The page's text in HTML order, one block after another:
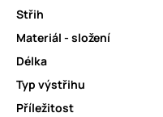
Střih
Materiál - složení
Délka
Typ výstřihu
Příležitost